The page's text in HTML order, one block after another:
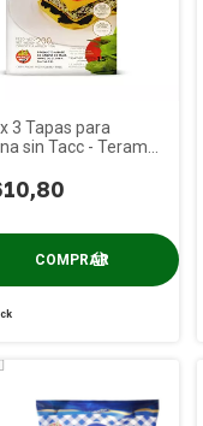
x 3 Tapas para
sin Tacc - Teramo